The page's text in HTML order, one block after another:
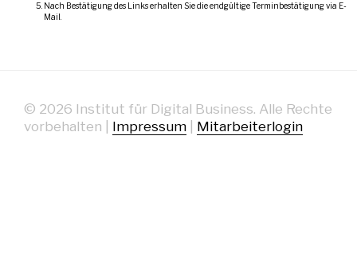
Nach Bestätigung des Links erhalten Sie die endgültige Terminbestätigung via E-
Mail.
© 2026 Institut für Digital Business. Alle Rechte
vorbehalten | Impressum Mitarbeiterlogin